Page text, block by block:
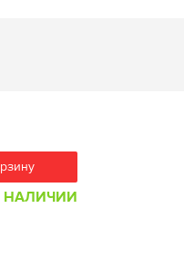
НАЛИЧИИ